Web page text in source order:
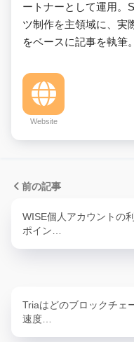
ートナーとして運用。
ツ制作を主領域に、実
をベースに記事を執筆。
Website
前の記事
WISE個人アカウントの
ポイン…
Triaはどのブロックチェ
速度…